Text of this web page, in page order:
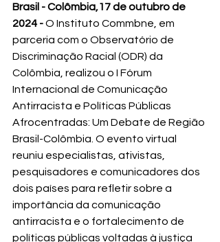
Brasil - Colômbia,17 de outubro de
2024 - O Instituto Commbne, em
parceria com o Observatório de
Discriminação Racial (ODR) da
Colômbia, realizou o I Fórum
Internacional de Comunicação
Antirracista e Políticas Públicas
Afrocentradas: Um Debate de Região
Brasil-Colômbia. O evento virtual
reuniu especialistas, ativistas,
pesquisadores e comunicadores dos
dois países para refletir sobre a
importância da comunicação
antirracista e o fortalecimento de
políticas públicas voltadas à justiça